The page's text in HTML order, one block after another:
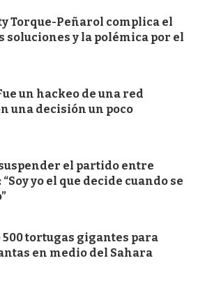
Torque-Peñarol complica el
soluciones y la polémica por el
un hackeo de una red
una decisión un poco
el partido entre
yo el que decide cuando se
tortugas gigantes para
en medio del Sahara